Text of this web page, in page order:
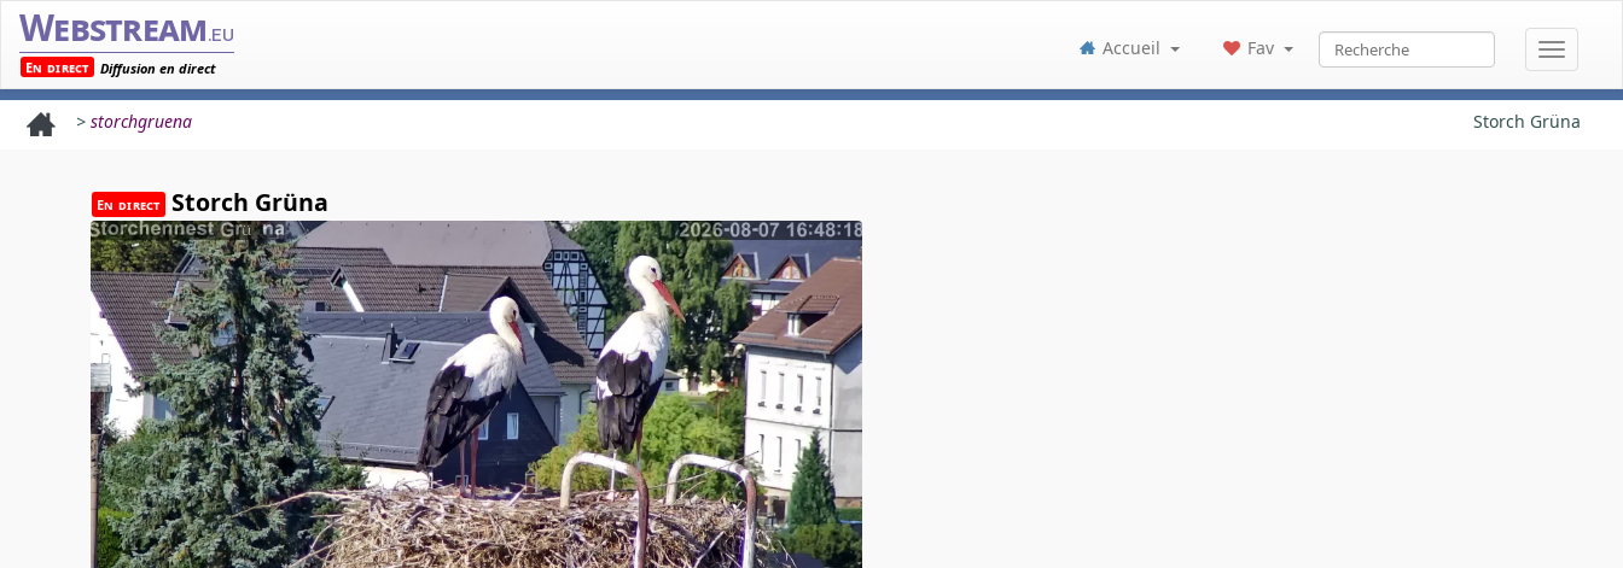
Webstream.eu
En direct Diffusion en direct
Accueil Fav
> storchgruena Storch Grüna
En direct Storch Grüna